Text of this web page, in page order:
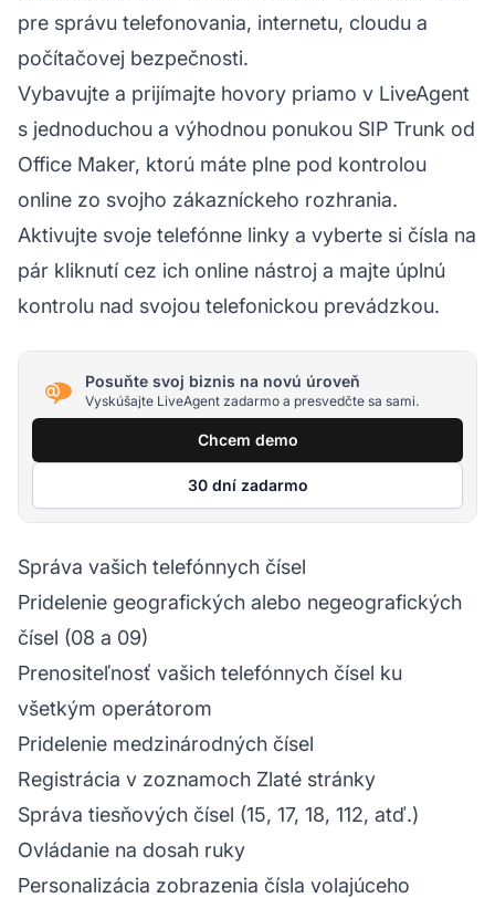
pre správu telefonovania, internetu, cloudu a
počítačovej bezpečnosti.
Vybavujte a prijímajte hovory priamo v LiveAgent
s jednoduchou a výhodnou ponukou SIP Trunk od
Office Maker, ktorú máte plne pod kontrolou
online zo svojho zákazníckeho rozhrania.
Aktivujte svoje telefónne linky a vyberte si čísla na
pár kliknutí cez ich online nástroj a majte úplnú
kontrolu nad svojou telefonickou prevádzkou.
Posuňte svoj biznis na novú úroveň
Vyskúšajte LiveAgent zadarmo a presvedčte sa sami.
Chcem demo
30 dní zadarmo
Správa vašich telefónnych čísel
Pridelenie geografických alebo negeografických
čísel (08 a 09)
Prenositeľnosť vašich telefónnych čísel ku
všetkým operátorom
Pridelenie medzinárodných čísel
Registrácia v zoznamoch Zlaté stránky
Správa tiesňových čísel (15, 17, 18, 112, atď.)
Ovládanie na dosah ruky
Personalizácia zobrazenia čísla volajúceho